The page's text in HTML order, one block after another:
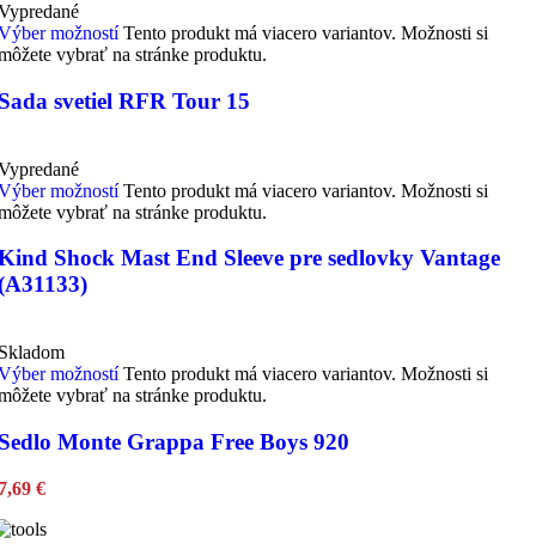
možností Tento produkt má viacero variantov. Možnosti si
vybrať na stránke produktu.
svetiel RFR Tour 15
možností Tento produkt má viacero variantov. Možnosti si
vybrať na stránke produktu.
Shock Mast End Sleeve pre sedlovky Vantage
možností Tento produkt má viacero variantov. Možnosti si
vybrať na stránke produktu.
Monte Grappa Free Boys 920
€